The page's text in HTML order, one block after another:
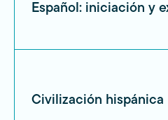
Español: iniciación y
Civilización hispánica